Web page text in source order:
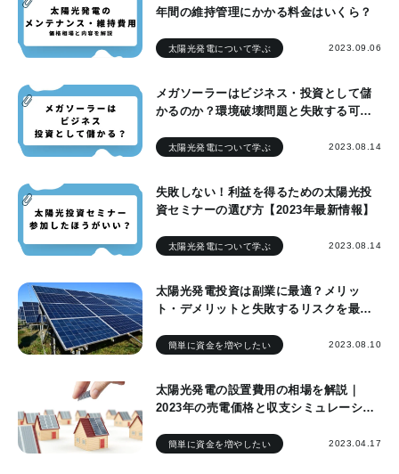
年間の維持管理にかかる料金はいくら？
太陽光発電について学ぶ 2023.09.06
メガソーラーはビジネス・投資として儲
かるのか？環境破壊問題と失敗する可能
太陽光発電について学ぶ 2023.08.14
失敗しない！利益を得るための太陽光投
資セミナーの選び方【2023年最新情報】
太陽光発電について学ぶ 2023.08.14
太陽光発電投資は副業に最適？メリッ
ト・デメリットと失敗するリスクを最小
簡単に資金を増やしたい 2023.08.10
太陽光発電の設置費用の相場を解説｜
2023年の売電価格と収支シミュレーショ
簡単に資金を増やしたい 2023.04.17